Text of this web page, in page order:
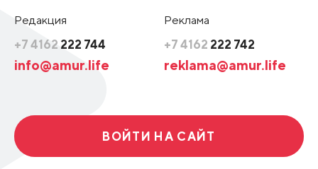
Редакция
+7 4162 222 744
info@amur.life
Реклама
+7 4162 222 742
reklama@amur.life
ВОЙТИ НА САЙТ